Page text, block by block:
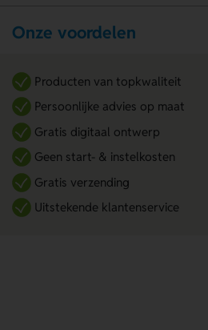
Onze voordelen
Producten van topkwaliteit
Persoonlijke advies op maat
Gratis digitaal ontwerp
Geen start- & instelkosten
Gratis verzending
Uitstekende klantenservice